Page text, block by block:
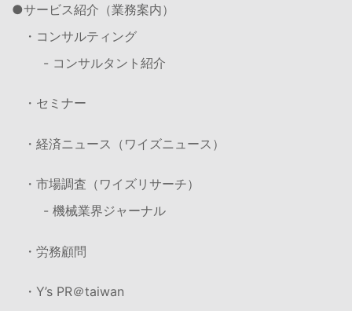
サービス紹介（業務案内）
・コンサルティング
- コンサルタント紹介
・セミナー
・経済ニュース（ワイズニュース）
・市場調査（ワイズリサーチ）
- 機械業界ジャーナル
・労務顧問
・Y’s PR＠taiwan